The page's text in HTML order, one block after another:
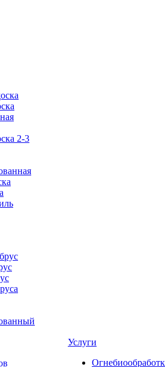
2-3
Услуги